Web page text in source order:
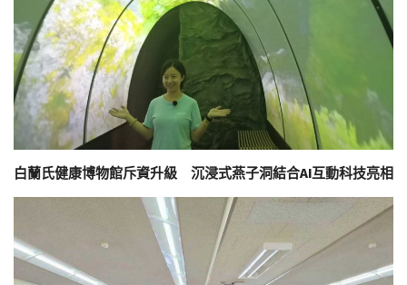
白蘭氏健康博物館斥資升級 沉浸式燕子洞結合AI互動科技亮相